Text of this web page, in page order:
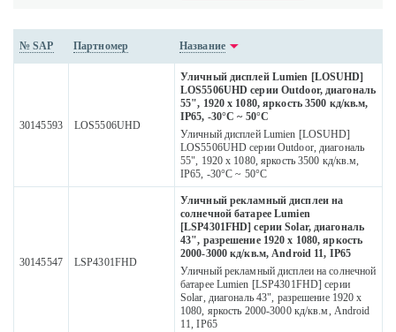
№ SAP Партномер Название
30145593 LOS5506UHD
Уличный дисплей Lumien [LOSUHD]
LOS5506UHD серии Outdoor, диагональ
55", 1920 x 1080, яркость 3500 кд/кв.м,
IP65, -30°C ~ 50°C
Уличный дисплей Lumien [LOSUHD]
LOS5506UHD серии Outdoor, диагональ
55", 1920 x 1080, яркость 3500 кд/кв.м,
IP65, -30°C ~ 50°C
30145547 LSP4301FHD
Уличный рекламный дисплеи на
солнечной батарее Lumien
[LSP4301FHD] серии Solar, диагональ
43", разрешение 1920 x 1080, яркость
2000-3000 кд/кв.м, Android 11, IP65
Уличный рекламный дисплеи на солнечной
батарее Lumien [LSP4301FHD] серии
Solar, диагональ 43", разрешение 1920 x
1080, яркость 2000-3000 кд/кв.м, Android
11, IP65